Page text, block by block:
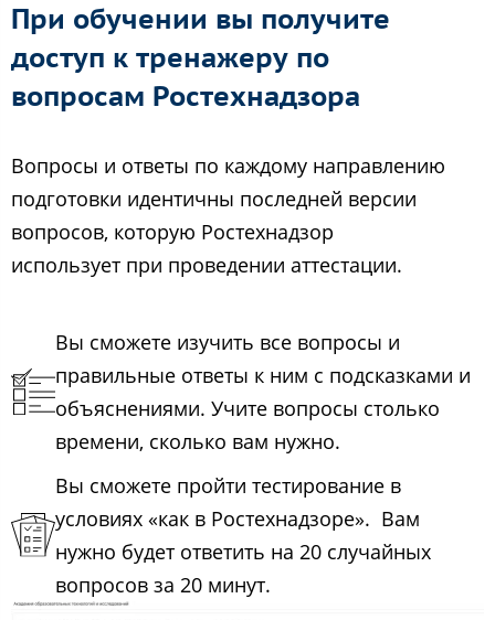
При обучении вы получите
доступ к тренажеру по
вопросам Ростехнадзора
Вопросы и ответы по каждому направлению
подготовки идентичны последней версии
вопросов, которую Ростехнадзор
использует при проведении аттестации.
Вы сможете изучить все вопросы и
правильные ответы к ним с подсказками и
объяснениями. Учите вопросы столько
времени, сколько вам нужно.
Вы сможете пройти тестирование в
условиях «как в Ростехнадзоре». Вам
нужно будет ответить на 20 случайных
вопросов за 20 минут.